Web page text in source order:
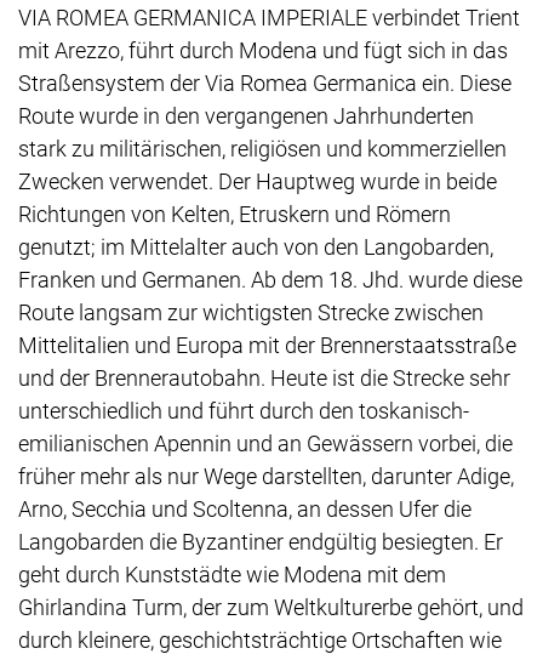
VIA ROMEA GERMANICA IMPERIALE verbindet Trient
mit Arezzo, führt durch Modena und fügt sich in das
Straßensystem der Via Romea Germanica ein. Diese
Route wurde in den vergangenen Jahrhunderten
stark zu militärischen, religiösen und kommerziellen
Zwecken verwendet. Der Hauptweg wurde in beide
Richtungen von Kelten, Etruskern und Römern
genutzt; im Mittelalter auch von den Langobarden,
Franken und Germanen. Ab dem 18. Jhd. wurde diese
Route langsam zur wichtigsten Strecke zwischen
Mittelitalien und Europa mit der Brennerstaatsstraße
und der Brennerautobahn. Heute ist die Strecke sehr
unterschiedlich und führt durch den toskanisch-
emilianischen Apennin und an Gewässern vorbei, die
früher mehr als nur Wege darstellten, darunter Adige,
Arno, Secchia und Scoltenna, an dessen Ufer die
Langobarden die Byzantiner endgültig besiegten. Er
geht durch Kunststädte wie Modena mit dem
Ghirlandina Turm, der zum Weltkulturerbe gehört, und
durch kleinere, geschichtsträchtige Ortschaften wie